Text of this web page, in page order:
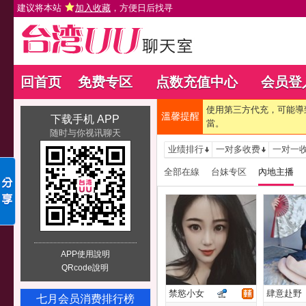
建议将本站 加入收藏 ，方便日后找寻
回首页 免费专区 点数充值中心 会员登
下载手机 APP
随时与你视讯聊天
APP使用說明
QRcode說明
七月会员消费排行榜
溫馨提醒
使用第三方代充，可能
當。
业绩排行 一对多收费 一对一
全部在線 台妹专区 內地主播
禁慾小女 肆意赴野